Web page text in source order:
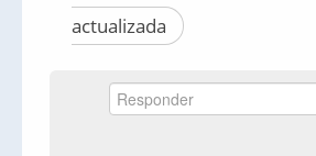
actualizada